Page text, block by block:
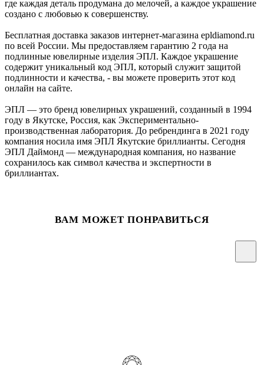
где каждая деталь продумана до мелочей, а каждое украшение
создано с любовью к совершенству.
Бесплатная доставка заказов интернет-магазина epldiamond.ru
по всей России. Мы предоставляем гарантию 2 года на
подлинные ювелирные изделия ЭПЛ. Каждое украшение
содержит уникальный код ЭПЛ, который служит защитой
подлинности и качества, - вы можете проверить этот код
онлайн на сайте.
ЭПЛ — это бренд ювелирных украшений, созданный в 1994
году в Якутске, Россия, как Экспериментально-
производственная лаборатория. До ребрендинга в 2021 году
компания носила имя ЭПЛ Якутские бриллианты. Сегодня
ЭПЛ Даймонд — международная компания, но название
сохранилось как символ качества и экспертности в
бриллиантах.
ВАМ МОЖЕТ ПОНРАВИТЬСЯ